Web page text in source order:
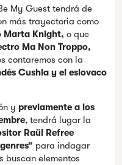
My Guest tendrá de
más trayectoria como
Marta Knight, o que
Ma Non Troppo,
contaremos con la
Cushla y el eslovaco
y previamente a los
, tendrá lugar la
Raül Refree
para indagar
buscan elementos